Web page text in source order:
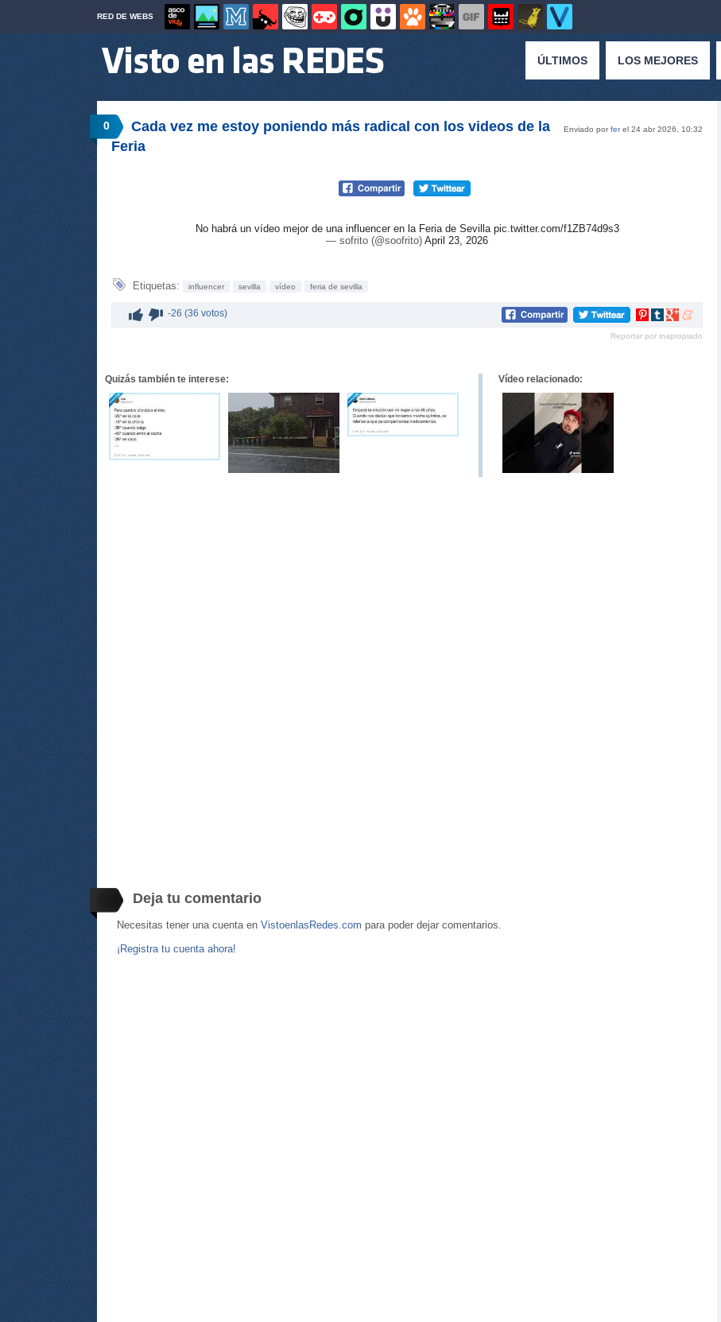
RED DE WEBS
ÚLTIMOS LOS MEJORES
0 Enviado porferel 24 abr 2026, 10:32
Cada vez me estoy poniendo más radical con los videos de la
Feria
No habrá un vídeo mejor de una influencer en la Feria de Sevilla pic.twitter.com/f1ZB74d9s3
— sofrito (@soofrito) April 23, 2026
Etiquetas: influencer sevilla vídeo feria de sevilla
-26 (36 votos)
Compartir
Pinterest
Compartir
tumblr
Compartir
Google+
Compartir
meneame
Reportar por inapropiado
Quizás también te interese: Vídeo relacionado:
Deja tu comentario
Necesitas tener una cuenta en VistoenlasRedes.com para poder dejar comentarios.
¡Registra tu cuenta ahora!